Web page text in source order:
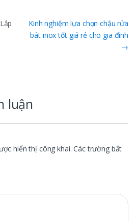
Kinh nghiệm lựa chọn chậu rửa
bát inox tốt giá rẻ cho gia đình
→
luận
hiển thị công khai. Các trường bắt